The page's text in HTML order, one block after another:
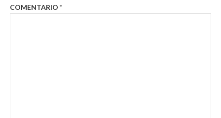
COMENTARIO *